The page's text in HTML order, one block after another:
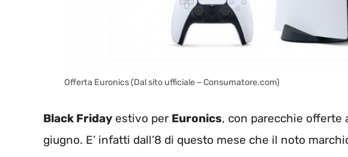
Offerta Euronics (Dal sito ufficiale – Consumatore.com)
Black Friday estivo per Euronics, con parecchie offerte
giugno. E’ infatti dall’8 di questo mese che il noto